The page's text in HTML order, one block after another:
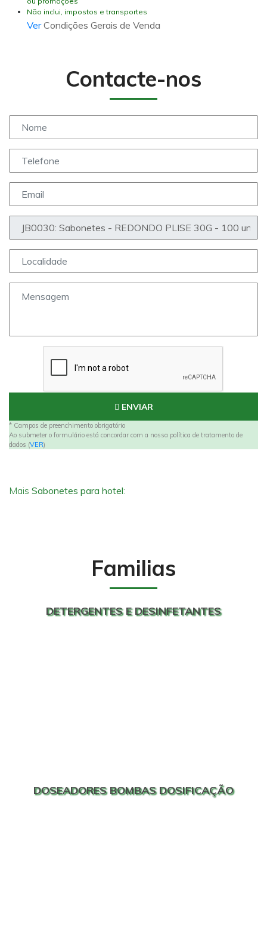
Não inclui, impostos e transportes
VerCondições Gerais de Venda
Contacte-nos
ENVIAR
* Campos de preenchimento obrigatório
Ao submeter o formulário está concordar com a nossa política de tratamento de
dados (VER)
Mais Sabonetes para hotel:
Familias
DETERGENTES E DESINFETANTES
DOSEADORES BOMBAS DOSIFICAÇÃO